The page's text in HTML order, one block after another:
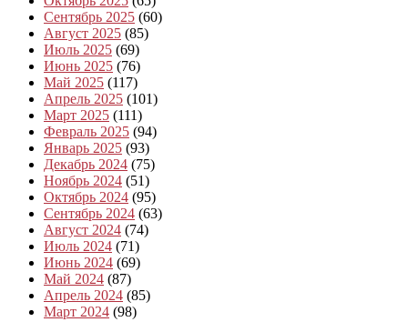
Сентябрь 2025 (60)
Август 2025 (85)
Июль 2025 (69)
Июнь 2025 (76)
Май 2025 (117)
Апрель 2025 (101)
Март 2025 (111)
Февраль 2025 (94)
Январь 2025 (93)
Декабрь 2024 (75)
Ноябрь 2024 (51)
Октябрь 2024 (95)
Сентябрь 2024 (63)
Август 2024 (74)
Июль 2024 (71)
Июнь 2024 (69)
Май 2024 (87)
Апрель 2024 (85)
Март 2024 (98)